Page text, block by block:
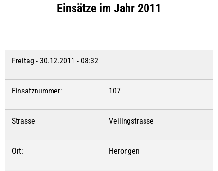
Einsätze im Jahr 2011
Freitag - 30.12.2011 - 08:32
Einsatznummer: 107
Strasse: Veilingstrasse
Ort: Herongen